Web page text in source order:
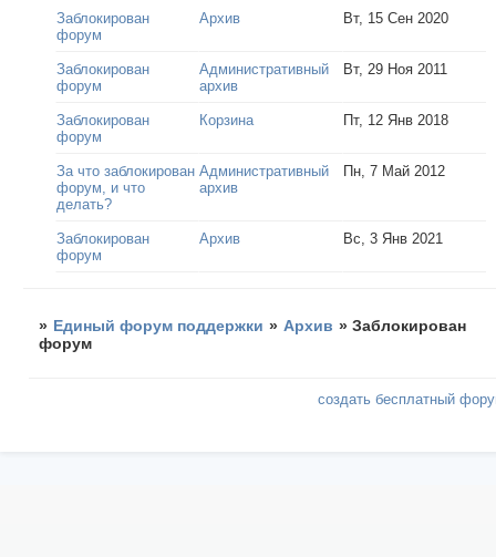
Заблокирован
форум
Архив Вт, 15 Сен 2020
Заблокирован
форум
Административный
архив
Вт, 29 Ноя 2011
Заблокирован
форум
Корзина Пт, 12 Янв 2018
За что заблокирован
форум, и что
делать?
Административный
архив
Пн, 7 Май 2012
Заблокирован
форум
Архив Вс, 3 Янв 2021
» Единый форум поддержки » Архив »Заблокирован
форум
создать бесплатный